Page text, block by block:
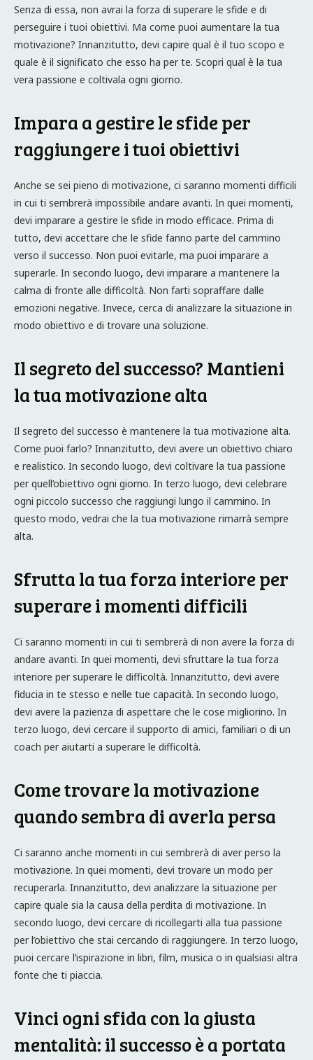
Senza di essa, non avrai la forza di superare le sfide e di
perseguire i tuoi obiettivi. Ma come puoi aumentare la tua
motivazione? Innanzitutto, devi capire qual è il tuo scopo e
quale è il significato che esso ha per te. Scopri qual è la tua
vera passione e coltivala ogni giorno.
Impara a gestire le sfide per
raggiungere i tuoi obiettivi
Anche se sei pieno di motivazione, ci saranno momenti difficili
in cui ti sembrerà impossibile andare avanti. In quei momenti,
devi imparare a gestire le sfide in modo efficace. Prima di
tutto, devi accettare che le sfide fanno parte del cammino
verso il successo. Non puoi evitarle, ma puoi imparare a
superarle. In secondo luogo, devi imparare a mantenere la
calma di fronte alle difficoltà. Non farti sopraffare dalle
emozioni negative. Invece, cerca di analizzare la situazione in
modo obiettivo e di trovare una soluzione.
Il segreto del successo? Mantieni
la tua motivazione alta
Il segreto del successo è mantenere la tua motivazione alta.
Come puoi farlo? Innanzitutto, devi avere un obiettivo chiaro
e realistico. In secondo luogo, devi coltivare la tua passione
per quell’obiettivo ogni giorno. In terzo luogo, devi celebrare
ogni piccolo successo che raggiungi lungo il cammino. In
questo modo, vedrai che la tua motivazione rimarrà sempre
alta.
Sfrutta la tua forza interiore per
superare i momenti difficili
Ci saranno momenti in cui ti sembrerà di non avere la forza di
andare avanti. In quei momenti, devi sfruttare la tua forza
interiore per superare le difficoltà. Innanzitutto, devi avere
fiducia in te stesso e nelle tue capacità. In secondo luogo,
devi avere la pazienza di aspettare che le cose migliorino. In
terzo luogo, devi cercare il supporto di amici, familiari o di un
coach per aiutarti a superare le difficoltà.
Come trovare la motivazione
quando sembra di averla persa
Ci saranno anche momenti in cui sembrerà di aver perso la
motivazione. In quei momenti, devi trovare un modo per
recuperarla. Innanzitutto, devi analizzare la situazione per
capire quale sia la causa della perdita di motivazione. In
secondo luogo, devi cercare di ricollegarti alla tua passione
per l’obiettivo che stai cercando di raggiungere. In terzo luogo,
puoi cercare l’ispirazione in libri, film, musica o in qualsiasi altra
fonte che ti piaccia.
Vinci ogni sfida con la giusta
mentalità: il successo è a portata